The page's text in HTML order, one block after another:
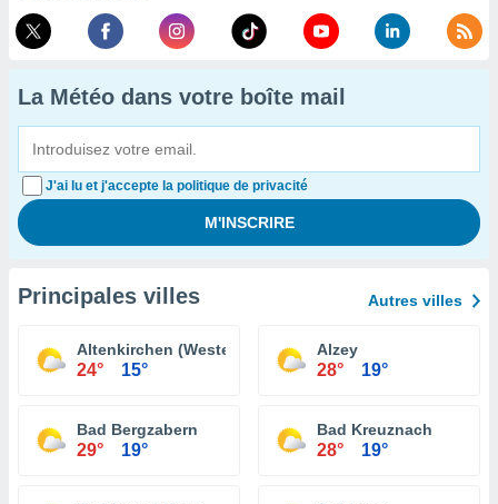
La Météo dans votre boîte mail
J'ai lu et j'accepte la politique de privacité
Principales villes Autres villes
Altenkirchen (Westerwald)
24° 15°
Alzey
28° 19°
Bad Bergzabern
29° 19°
Bad Kreuznach
28° 19°